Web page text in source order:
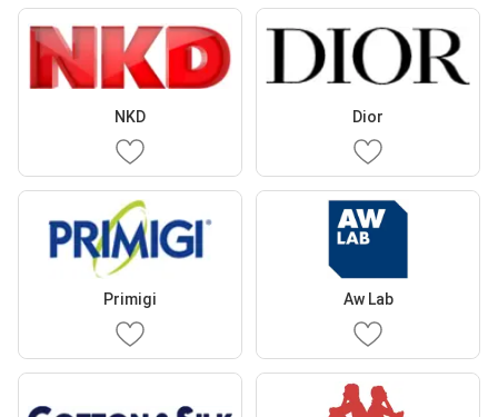
NKD Dior
Primigi Aw Lab